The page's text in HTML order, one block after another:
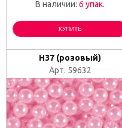
В наличии: 6 упак.
КУПИТЬ
H37 (розовый)
Арт. 59632